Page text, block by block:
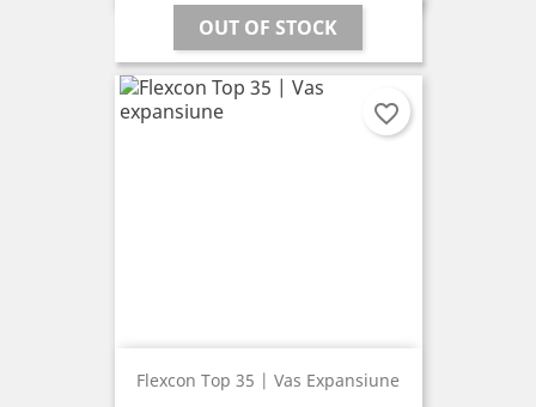
OUT OF STOCK
Flexcon Top 35 | Vas Expansiune
favorite_border